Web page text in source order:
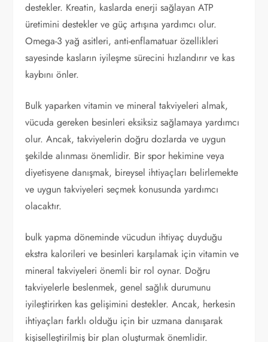
destekler. Kreatin, kaslarda enerji sağlayan ATP
üretimini destekler ve güç artışına yardımcı olur.
Omega-3 yağ asitleri, anti-enflamatuar özellikleri
sayesinde kasların iyileşme sürecini hızlandırır ve kas
kaybını önler.
Bulk yaparken vitamin ve mineral takviyeleri almak,
vücuda gereken besinleri eksiksiz sağlamaya yardımcı
olur. Ancak, takviyelerin doğru dozlarda ve uygun
şekilde alınması önemlidir. Bir spor hekimine veya
diyetisyene danışmak, bireysel ihtiyaçları belirlemekte
ve uygun takviyeleri seçmek konusunda yardımcı
olacaktır.
bulk yapma döneminde vücudun ihtiyaç duyduğu
ekstra kalorileri ve besinleri karşılamak için vitamin ve
mineral takviyeleri önemli bir rol oynar. Doğru
takviyelerle beslenmek, genel sağlık durumunu
iyileştirirken kas gelişimini destekler. Ancak, herkesin
ihtiyaçları farklı olduğu için bir uzmana danışarak
kişiselleştirilmiş bir plan oluşturmak önemlidir.